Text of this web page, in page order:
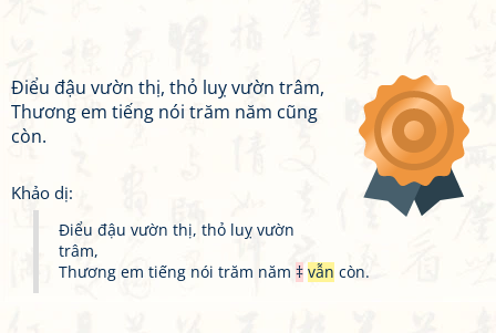
Điểu đậu vườn thị, thỏ luỵ vườn trâm,
Thương em tiếng nói trăm năm cũng
còn.
Khảo dị:
Điểu đậu vườn thị, thỏ luỵ vườn
trâm,
Thương em tiếng nói trăm năm ‡ vẫn còn.